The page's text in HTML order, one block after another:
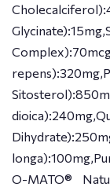
O-MATO®